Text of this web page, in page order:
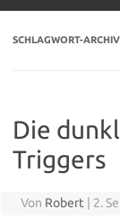
SCHLAGWORT-
Die
Triggers
Von Robert 2.